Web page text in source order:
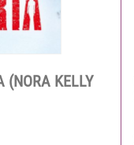
(NORA KELLY